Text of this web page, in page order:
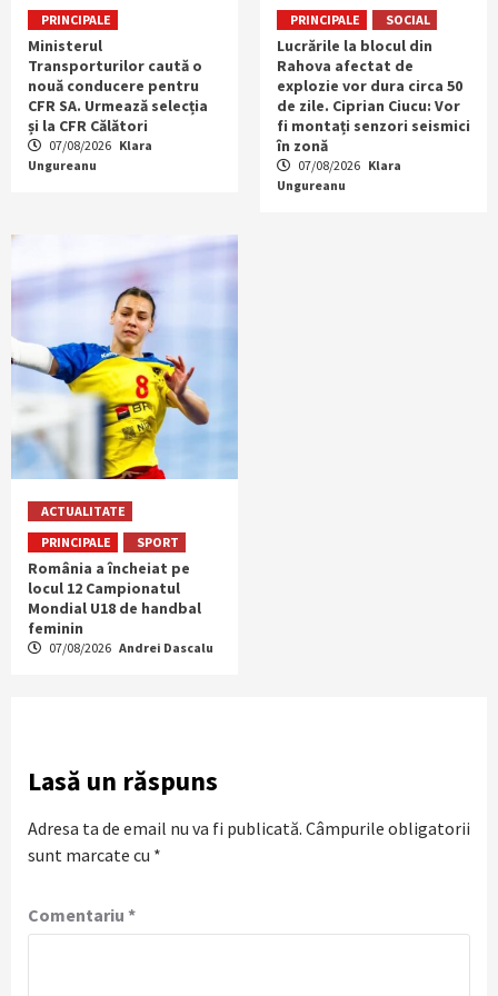
PRINCIPALE
Ministerul
Transporturilor caută o
nouă conducere pentru
CFR SA. Urmează selecția
și la CFR Călători
07/08/2026 Klara
Ungureanu
PRINCIPALE SOCIAL
Lucrările la blocul din
Rahova afectat de
explozie vor dura circa 50
de zile. Ciprian Ciucu: Vor
fi montați senzori seismici
în zonă
07/08/2026 Klara
Ungureanu
ACTUALITATE
PRINCIPALE
SPORT
România a încheiat pe
locul 12 Campionatul
Mondial U18 de handbal
feminin
07/08/2026 Andrei Dascalu
Lasă un răspuns
Adresa ta de email nu va fi publicată. Câmpurile obligatorii
sunt marcate cu *
Comentariu *